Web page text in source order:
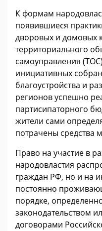
К формам
появившиеся
дворовых и домовых
территориального
самоуправления
инициативных
благоустройства и
регионов успешно
партисипаторного
жители сами
потрачены средства
Право на участие в
народовластия
граждан РФ, но и на
постоянно
порядке,
законодательством
договорами